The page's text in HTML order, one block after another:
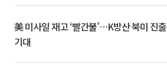
美 미사일 재고 ‘빨간불’…K방산 북미 진출
기대